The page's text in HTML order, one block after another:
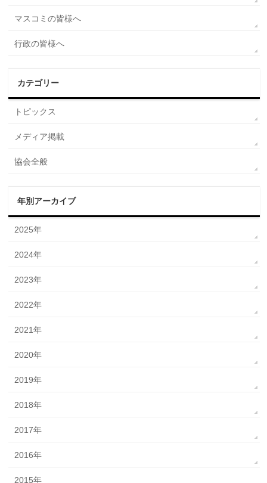
マスコミの皆様へ
行政の皆様へ
カテゴリー
トピックス
メディア掲載
協会全般
年別アーカイブ
2025年
2024年
2023年
2022年
2021年
2020年
2019年
2018年
2017年
2016年
2015年